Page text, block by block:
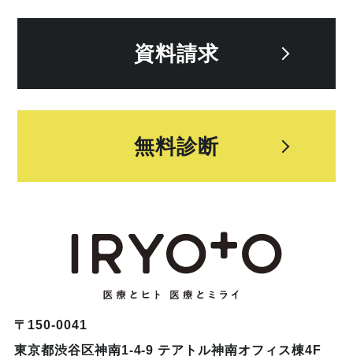
資料請求
無料診断
〒150-0041
東京都渋谷区神南1-4-9 テアトル神南オフィス棟4F